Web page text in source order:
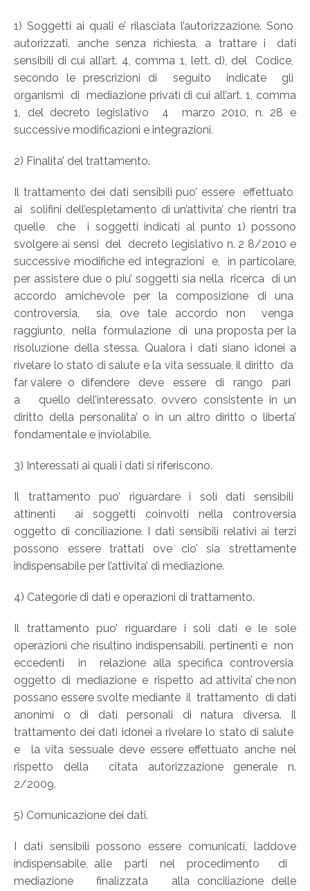
1) Soggetti ai quali e’ rilasciata l’autorizzazione. Sono
autorizzati, anche senza richiesta, a trattare i dati
sensibili di cui all’art. 4, comma 1, lett. d), del Codice,
secondo le prescrizioni di seguito indicate gli
organismi di mediazione privati di cui all’art. 1, comma
1, del decreto legislativo 4 marzo 2010, n. 28 e
successive modificazioni e integrazioni.
2) Finalita’ del trattamento.
Il trattamento dei dati sensibili puo’ essere effettuato
ai solifini dell’espletamento di un’attivita’ che rientri tra
quelle che i soggetti indicati al punto 1) possono
svolgere ai sensi del decreto legislativo n. 2 8/2010 e
successive modifiche ed integrazioni e, in particolare,
per assistere due o piu’ soggetti sia nella ricerca di un
accordo amichevole per la composizione di una
controversia, sia, ove tale accordo non venga
raggiunto, nella formulazione di una proposta per la
risoluzione della stessa. Qualora i dati siano idonei a
rivelare lo stato di salute e la vita sessuale, il diritto da
far valere o difendere deve essere di rango pari
a quello dell’interessato, ovvero consistente in un
diritto della personalita’ o in un altro diritto o liberta’
fondamentale e inviolabile.
3) Interessati ai quali i dati si riferiscono.
Il trattamento puo’ riguardare i soli dati sensibili
attinenti ai soggetti coinvolti nella controversia
oggetto di conciliazione. I dati sensibili relativi ai terzi
possono essere trattati ove cio’ sia strettamente
indispensabile per l’attivita’ di mediazione.
4) Categorie di dati e operazioni di trattamento.
Il trattamento puo’ riguardare i soli dati e le sole
operazioni che risultino indispensabili, pertinenti e non
eccedenti in relazione alla specifica controversia
oggetto di mediazione e rispetto ad attivita’ che non
possano essere svolte mediante il trattamento di dati
anonimi o di dati personali di natura diversa. Il
trattamento dei dati idonei a rivelare lo stato di salute
e la vita sessuale deve essere effettuato anche nel
rispetto della citata autorizzazione generale n.
2/2009.
5) Comunicazione dei dati.
I dati sensibili possono essere comunicati, laddove
indispensabile, alle parti nel procedimento di
mediazione finalizzata alla conciliazione delle